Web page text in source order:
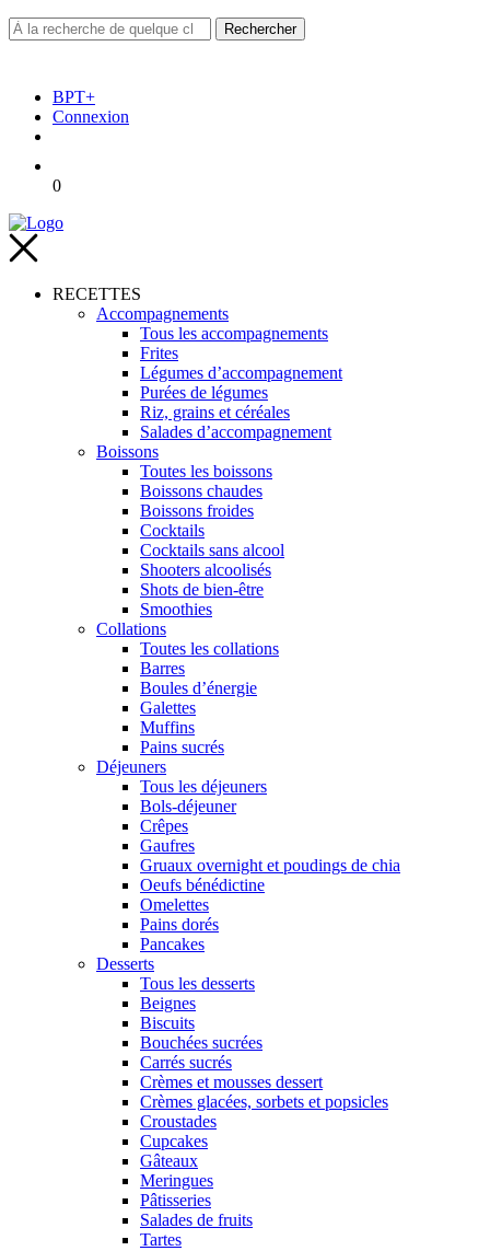
BPT+
Connexion
0
RECETTES
Accompagnements
Tous les accompagnements
Frites
Légumes d’accompagnement
Purées de légumes
Riz, grains et céréales
Salades d’accompagnement
Boissons
Toutes les boissons
Boissons chaudes
Boissons froides
Cocktails
Cocktails sans alcool
Shooters alcoolisés
Shots de bien-être
Smoothies
Collations
Toutes les collations
Barres
Boules d’énergie
Galettes
Muffins
Pains sucrés
Déjeuners
Tous les déjeuners
Bols-déjeuner
Crêpes
Gaufres
Gruaux overnight et poudings de chia
Oeufs bénédictine
Omelettes
Pains dorés
Pancakes
Desserts
Tous les desserts
Beignes
Biscuits
Bouchées sucrées
Carrés sucrés
Crèmes et mousses dessert
Crèmes glacées, sorbets et popsicles
Croustades
Cupcakes
Gâteaux
Meringues
Pâtisseries
Salades de fruits
Tartes